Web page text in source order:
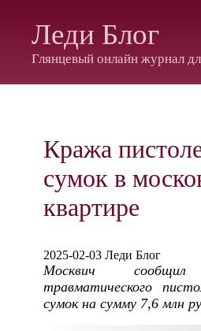
Леди Блог
Глянцевый онлайн журнал
Кража
сумок в
квартире
2025-02-03 Леди Блог
Москвич
травматического
сумок на сумму 7,6 млн